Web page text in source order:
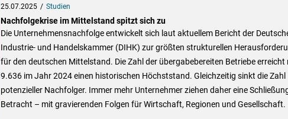
25.07.2025 Studien
Nachfolgekrise im Mittelstand spitzt sich zu
Die Unternehmensnachfolge entwickelt sich laut aktuellem Bericht der
Industrie- und Handelskammer (DIHK) zur größten strukturellen
für den deutschen Mittelstand. Die Zahl der übergabebereiten Betriebe erreicht
9.636 im Jahr 2024 einen historischen Höchststand. Gleichzeitig sinkt die Zahl
potenzieller Nachfolger. Immer mehr Unternehmer ziehen daher eine
Betracht – mit gravierenden Folgen für Wirtschaft, Regionen und Gesellschaft.